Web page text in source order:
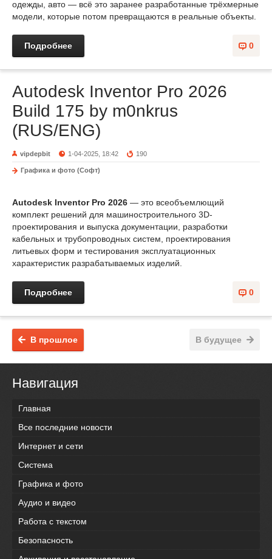
одежды, авто — всё это заранее разработанные трёхмерные
модели, которые потом превращаются в реальные объекты.
0
Подробнее
Autodesk Inventor Pro 2026
Build 175 by m0nkrus
(RUS/ENG)
vipdepbit 1-04-2025, 18:42 190
Графика и фото (Софт)
Autodesk Inventor Pro 2026 — это всеобъемлющий
комплект решений для машиностроительного 3D-
проектирования и выпуска документации, разработки
кабельных и трубопроводных систем, проектирования
литьевых форм и тестирования эксплуатационных
характеристик разрабатываемых изделий.
0
Подробнее
В будущее
В прошлое
Навигация
Главная
Все последние новости
Интернет и сети
Система
Графика и фото
Аудио и видео
Работа с текстом
Безопасность